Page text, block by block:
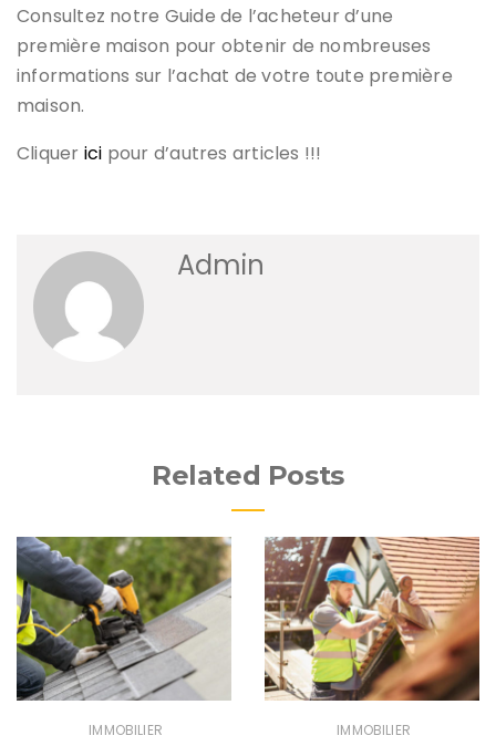
Consultez notre Guide de l’acheteur d’une
première maison pour obtenir de nombreuses
informations sur l’achat de votre toute première
maison.
Cliquer ici pour d’autres articles !!!
Admin
Related Posts
IMMOBILIER IMMOBILIER